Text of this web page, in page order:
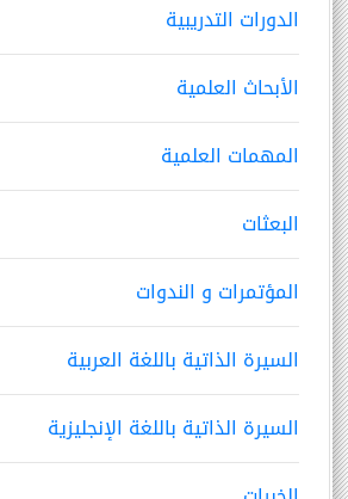
الدورات التدريبية
الأبحاث العلمية
المهمات العلمية
البعثات
المؤتمرات و الندوات
السيرة الذاتية باللغة العربية
السيرة الذاتية باللغة الإنجليزية